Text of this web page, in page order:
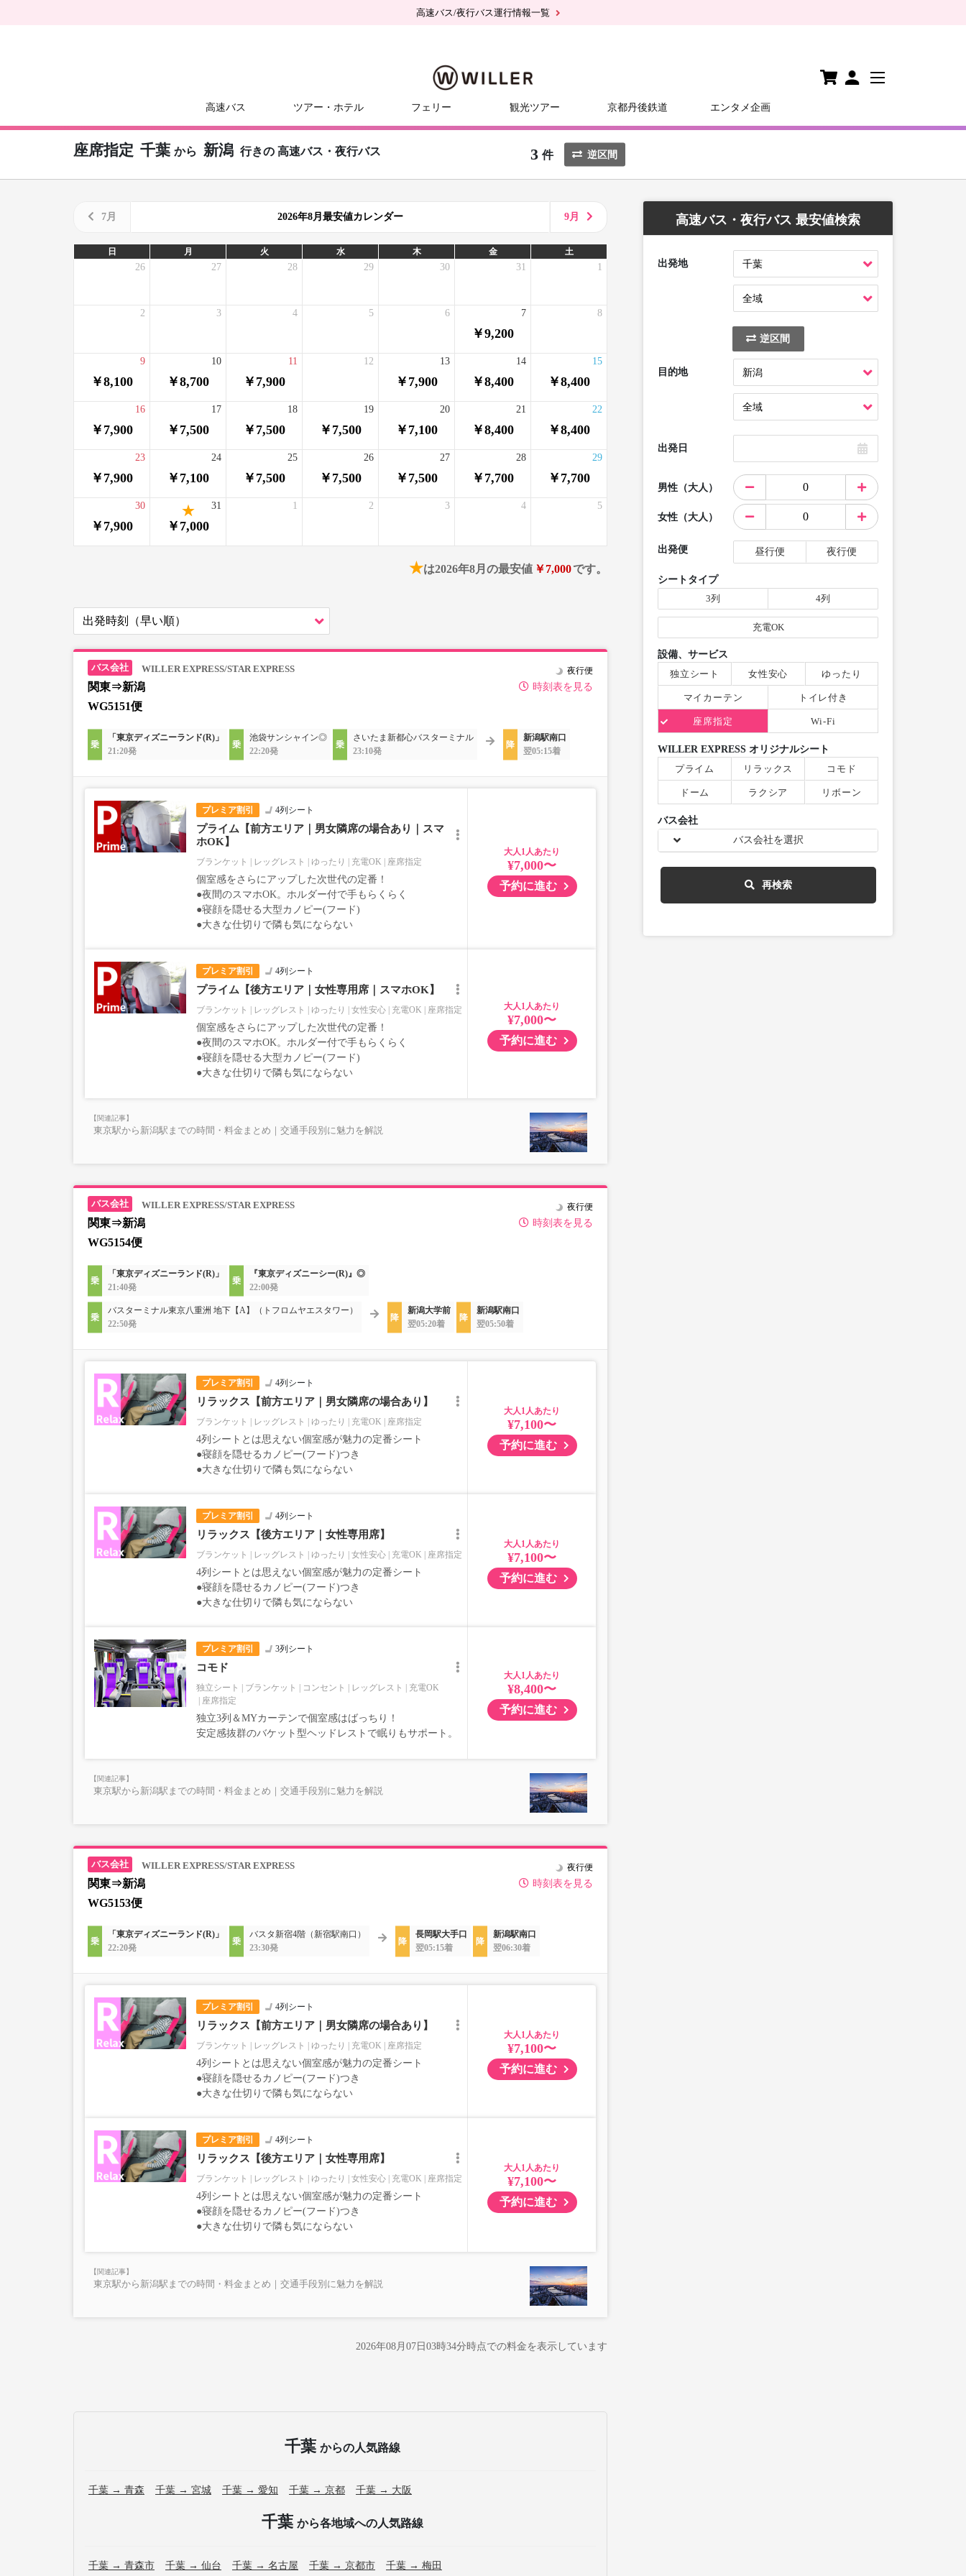
高速バス/夜行バス運行情報一覧
高速バス ツアー・ホテル フェリー 観光ツアー 京都丹後鉄道 エンタメ企画
座席指定 千葉 から 新潟 行きの 高速バス・夜行バス 3 件 逆区間
7月 2026年8月最安値カレンダー 9月
日 月 火 水 木 金 土
26 27 28 29 30 31 1
2 3 4 5 6
￥9,200
7 8
￥8,100
9
￥8,700
10
￥7,900
11 12
￥7,900
13
￥8,400
14
￥8,400
15
￥7,900
16
￥7,500
17
￥7,500
18
￥7,500
19
￥7,100
20
￥8,400
21
￥8,400
22
￥7,900
23
￥7,100
24
￥7,500
25
￥7,500
26
￥7,500
27
￥7,700
28
￥7,700
29
￥7,900
30
￥7,000
31 1 2 3 4 5
★は2026年8月の最安値 ￥7,000です。
WILLER EXPRESS/STAR EXPRESS
関東⇒新潟
WG5151便
時刻表を見る
夜行便
「東京ディズニーランド(R)」
21:20発
池袋サンシャイン◎
22:20発
さいたま新都心バスターミナル
23:10発
新潟駅南口
翌05:15着
プレミア割引 4列シート
プライム【前方エリア｜男女隣席の場合あり｜スマ
ホOK】
ブランケット レッグレスト ゆったり 充電OK 座席指定
個室感をさらにアップした次世代の定番！
●夜間のスマホOK。ホルダー付で手もらくらく
●寝顔を隠せる大型カノピー(フード)
●大きな仕切りで隣も気にならない
大人
¥7,000〜
予約に進む
プレミア割引 4列シート
プライム【後方エリア｜女性専用席｜スマホOK】
ブランケット レッグレスト ゆったり 女性安心 充電OK 座席指定
個室感をさらにアップした次世代の定番！
●夜間のスマホOK。ホルダー付で手もらくらく
●寝顔を隠せる大型カノピー(フード)
●大きな仕切りで隣も気にならない
大人
¥7,000〜
予約に進む
東京駅から新潟駅までの時間・料金まとめ｜交通手段別に魅力を解説
WILLER EXPRESS/STAR EXPRESS
関東⇒新潟
WG5154便
時刻表を見る
夜行便
「東京ディズニーランド(R)」
21:40発
『東京ディズニーシー(R)』◎
22:00発
バスターミナル東京八重洲 地下【A】（トフロムヤエスタワー）
22:50発
新潟大学前
翌05:20着
新潟駅南口
翌05:50着
プレミア割引 4列シート
リラックス【前方エリア｜男女隣席の場合あり】
ブランケット レッグレスト ゆったり 充電OK 座席指定
4列シートとは思えない個室感が魅力の定番シート
●寝顔を隠せるカノピー(フード)つき
●大きな仕切りで隣も気にならない
大人
¥7,100〜
予約に進む
プレミア割引 4列シート
リラックス【後方エリア｜女性専用席】
ブランケット レッグレスト ゆったり 女性安心 充電OK 座席指定
4列シートとは思えない個室感が魅力の定番シート
●寝顔を隠せるカノピー(フード)つき
●大きな仕切りで隣も気にならない
大人
¥7,100〜
予約に進む
プレミア割引 3列シート
コモド
独立シート ブランケット コンセント レッグレスト
充電OK
座席指定
独立3列＆MYカーテンで個室感はばっちり！
安定感抜群のバケット型ヘッドレストで眠りもサポート。
大人
¥8,400〜
予約に進む
東京駅から新潟駅までの時間・料金まとめ｜交通手段別に魅力を解説
WILLER EXPRESS/STAR EXPRESS
関東⇒新潟
WG5153便
時刻表を見る
夜行便
「東京ディズニーランド(R)」
22:20発
バスタ新宿4階（新宿駅南口）
23:30発
長岡駅大手口
翌05:15着
新潟駅南口
翌06:30着
プレミア割引 4列シート
リラックス【前方エリア｜男女隣席の場合あり】
ブランケット レッグレスト ゆったり 充電OK 座席指定
4列シートとは思えない個室感が魅力の定番シート
●寝顔を隠せるカノピー(フード)つき
●大きな仕切りで隣も気にならない
大人
¥7,100〜
予約に進む
プレミア割引 4列シート
リラックス【後方エリア｜女性専用席】
ブランケット レッグレスト ゆったり 女性安心 充電OK 座席指定
4列シートとは思えない個室感が魅力の定番シート
●寝顔を隠せるカノピー(フード)つき
●大きな仕切りで隣も気にならない
大人
¥7,100〜
予約に進む
東京駅から新潟駅までの時間・料金まとめ｜交通手段別に魅力を解説
2026年08月07日03時34分時点での料金を表示しています
千葉 からの人気路線
千葉 → 青森 千葉 → 宮城 千葉 → 愛知 千葉 → 京都 千葉 → 大阪
千葉 から各地域への人気路線
千葉 → 青森市 千葉 → 仙台 千葉 → 名古屋 千葉 → 京都市 千葉 → 梅田
高速バス・夜行バス 最安値検索
出発地
逆区間
目的地
出発日
男性（大人）
女性（大人）
出発便 昼行便 夜行便
シートタイプ
3列
4列
充電OK
設備、サービス
独立シート
女性安心 ゆったり
マイカーテン トイレ付き
座席指定 Wi-Fi
WILLER EXPRESS オリジナルシート
プライム
リラックス コモド
ドーム ラクシア リボーン
バス会社
バス会社を選択
再検索